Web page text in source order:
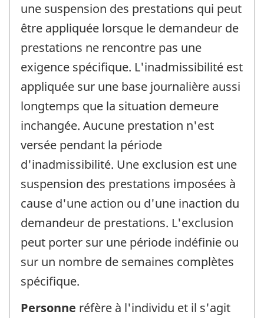
une suspension des prestations qui peut
être appliquée lorsque le demandeur de
prestations ne rencontre pas une
exigence spécifique. L'inadmissibilité est
appliquée sur une base journalière aussi
longtemps que la situation demeure
inchangée. Aucune prestation n'est
versée pendant la période
d'inadmissibilité. Une exclusion est une
suspension des prestations imposées à
cause d'une action ou d'une inaction du
demandeur de prestations. L'exclusion
peut porter sur une période indéfinie ou
sur un nombre de semaines complètes
spécifique.
Personne réfère à l'individu et il s'agit